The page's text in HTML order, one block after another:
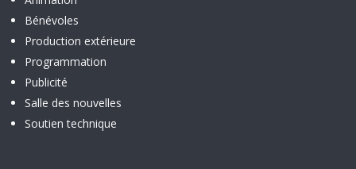
Bénévoles
Production extérieure
Programmation
Publicité
Salle des nouvelles
Soutien technique